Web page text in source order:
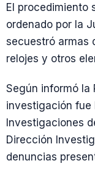
El procedimiento
ordenado por la
secuestró armas
relojes y otros
Según informó la
investigación fue
Investigaciones
Dirección
denuncias